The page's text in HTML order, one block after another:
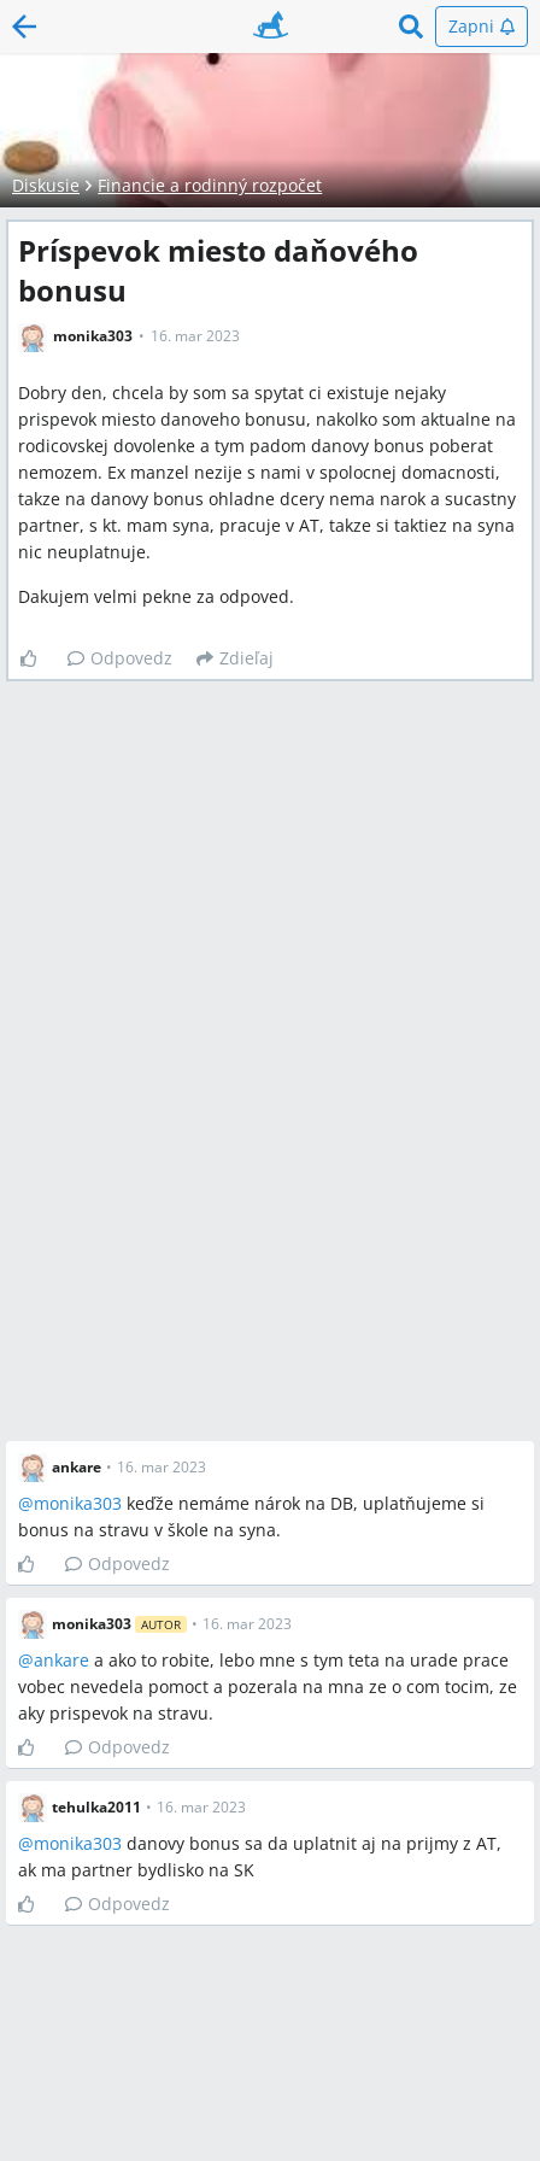
Zapni
Diskusie Financie a rodinný rozpočet
Príspevok miesto daňového
bonusu
monika303 16. mar 2023
Dobry den, chcela by som sa spytat ci existuje nejaky
prispevok miesto danoveho bonusu, nakolko som aktualne na
rodicovskej dovolenke a tym padom danovy bonus poberat
nemozem. Ex manzel nezije s nami v spolocnej domacnosti,
takze na danovy bonus ohladne dcery nema narok a sucastny
partner, s kt. mam syna, pracuje v AT, takze si taktiez na syna
nic neuplatnuje.
Dakujem velmi pekne za odpoved.
Odpovedz Zdieľaj
ankare • 16. mar 2023
@monika303 keďže nemáme nárok na DB, uplatňujeme si
bonus na stravu v škole na syna.
Odpovedz
monika303 AUTOR • 16. mar 2023
@ankare a ako to robite, lebo mne s tym teta na urade prace
vobec nevedela pomoct a pozerala na mna ze o com tocim, ze
aky prispevok na stravu.
Odpovedz
tehulka2011 • 16. mar 2023
@monika303 danovy bonus sa da uplatnit aj na prijmy z AT,
ak ma partner bydlisko na SK
Odpovedz